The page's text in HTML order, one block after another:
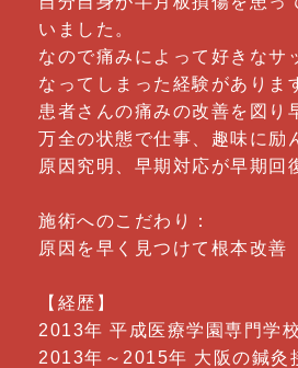
いました。
なので痛みによって好きなサ
なってしまった経験がありま
患者さんの痛みの改善を図り
万全の状態で仕事、趣味に励
原因究明、早期対応が早期回
施術へのこだわり：
原因を早く見つけて根本改善
【経歴】
2013年 平成医療学園専門学
2013年～2015年 大阪の鍼灸